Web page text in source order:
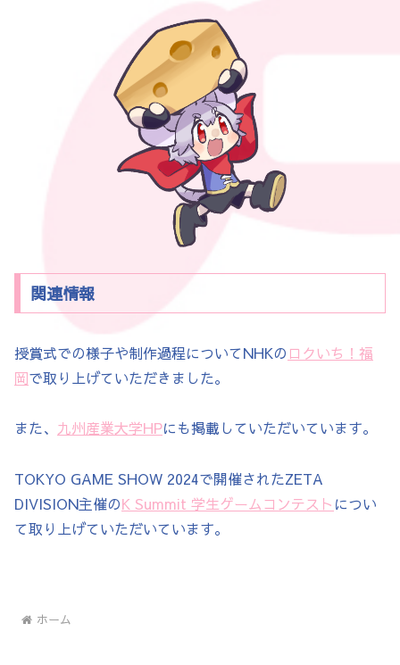
関連情報
授賞式での様子や制作過程についてNHKの ロクいち！福
岡で取り上げていただきました。
また、 九州産業大学HPにも掲載していただいています。
TOKYO GAME SHOW 2024で開催されたZETA
DIVISION主催のK Summit 学生ゲームコンテスト につい
て取り上げていただいています。
ホーム